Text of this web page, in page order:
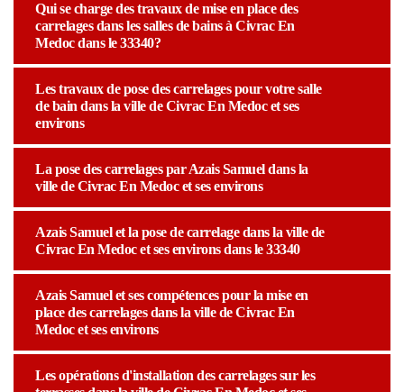
Qui se charge des travaux de mise en place des
carrelages dans les salles de bains à Civrac En
Medoc dans le 33340?
Les travaux de pose des carrelages pour votre salle
de bain dans la ville de Civrac En Medoc et ses
environs
La pose des carrelages par Azais Samuel dans la
ville de Civrac En Medoc et ses environs
Azais Samuel et la pose de carrelage dans la ville de
Civrac En Medoc et ses environs dans le 33340
Azais Samuel et ses compétences pour la mise en
place des carrelages dans la ville de Civrac En
Medoc et ses environs
Les opérations d'installation des carrelages sur les